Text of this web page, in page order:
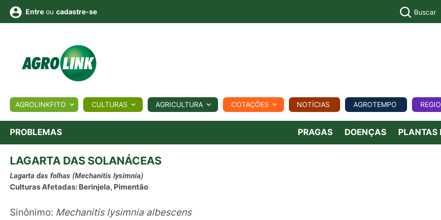
BIOLÓGICOS COTAÇÕES NOTÍCIAS AGROTEMPO REGIONAL COMERCIAL AGROVIAGENS
Conversor Colunistas Eventos
Fotos
e
Entre ou cadastre-se Buscar
AGROLINKFITO CULTURAS AGRICULTURA COTAÇÕES NOTÍCIAS AGROTEMPO
PROBLEMAS PRAGAS DOENÇAS PLANTAS
LAGARTA DAS SOLANÁCEAS
Lagarta das folhas (Mechanitis lysimnia)
Culturas Afetadas: Berinjela, Pimentão
Sinônimo: Mechanitis lysimnia albescens